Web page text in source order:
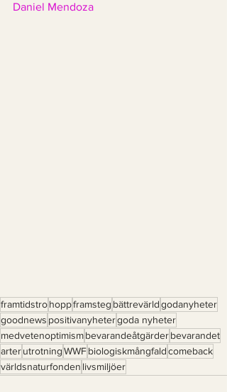
Daniel Mendoza
framtidstrohoppframsteg bättrevärldgodanyheter
goodnews positivanyhetergoda nyheter
medvetenoptimismbevarandeåtgärderbevarandet
arterutrotningWWFbiologiskmångfaldcomeback
världsnaturfonden livsmiljöer